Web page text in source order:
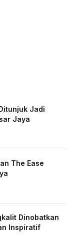
Jadi
Jaya
The Ease
Dinobatkan
Inspiratif